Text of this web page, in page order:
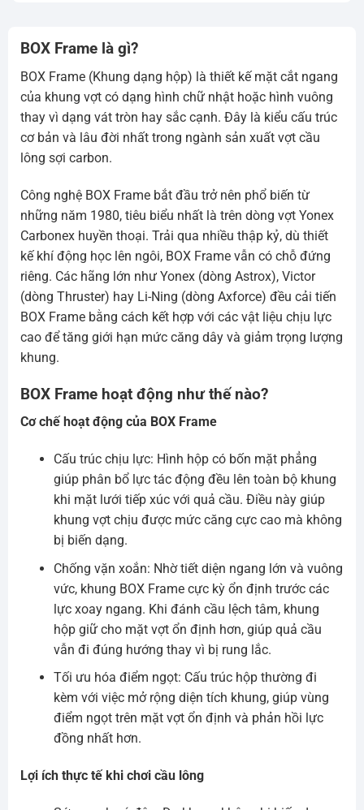
BOX Frame là gì?
BOX Frame (Khung dạng hộp) là thiết kế mặt cắt ngang
của khung vợt có dạng hình chữ nhật hoặc hình vuông
thay vì dạng vát tròn hay sắc cạnh. Đây là kiểu cấu trúc
cơ bản và lâu đời nhất trong ngành sản xuất vợt cầu
lông sợi carbon.
Công nghệ BOX Frame bắt đầu trở nên phổ biến từ
những năm 1980, tiêu biểu nhất là trên dòng vợt Yonex
Carbonex huyền thoại. Trải qua nhiều thập kỷ, dù thiết
kế khí động học lên ngôi, BOX Frame vẫn có chỗ đứng
riêng. Các hãng lớn như Yonex (dòng Astrox), Victor
(dòng Thruster) hay Li-Ning (dòng Axforce) đều cải tiến
BOX Frame bằng cách kết hợp với các vật liệu chịu lực
cao để tăng giới hạn mức căng dây và giảm trọng lượng
khung.
BOX Frame hoạt động như thế nào?
Cơ chế hoạt động của BOX Frame
Cấu trúc chịu lực: Hình hộp có bốn mặt phẳng
giúp phân bổ lực tác động đều lên toàn bộ khung
khi mặt lưới tiếp xúc với quả cầu. Điều này giúp
khung vợt chịu được mức căng cực cao mà không
bị biến dạng.
Chống vặn xoắn: Nhờ tiết diện ngang lớn và vuông
vức, khung BOX Frame cực kỳ ổn định trước các
lực xoay ngang. Khi đánh cầu lệch tâm, khung
hộp giữ cho mặt vợt ổn định hơn, giúp quả cầu
vẫn đi đúng hướng thay vì bị rung lắc.
Tối ưu hóa điểm ngọt: Cấu trúc hộp thường đi
kèm với việc mở rộng diện tích khung, giúp vùng
điểm ngọt trên mặt vợt ổn định và phản hồi lực
đồng nhất hơn.
Lợi ích thực tế khi chơi cầu lông